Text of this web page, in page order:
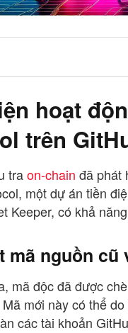
hoạt
trên
traon-chain đã phát
một dự án tiền
Keeper, có khả
mã nguồn cũ
mã độc đã được
mới này có thể
các tài khoản